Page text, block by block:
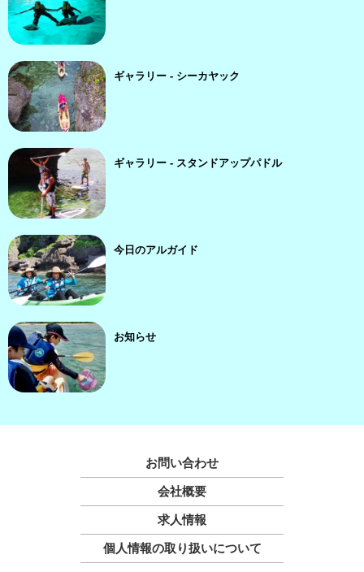
ギャラリー - シーカヤック
ギャラリー - スタンドアップパドル
今日のアルガイド
お知らせ
お問い合わせ
会社概要
求人情報
個人情報の取り扱いについて